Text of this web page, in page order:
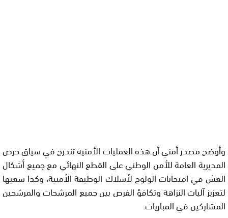
وأوضح مصدر أمني أن هذه العمليات الأمنية تندرج في سياق حرص
المديرية العامة للأمن الوطني على القطع النهائي مع جميع أشكال
الغش في امتحانات الولوج لأسلاك الوظيفة الأمنية، وكذا سعيها
لتعزيز آليات النزاهة وتكافؤ الفرص بين جميع المرشحات والمرشحين
المشاركين في المباريات.